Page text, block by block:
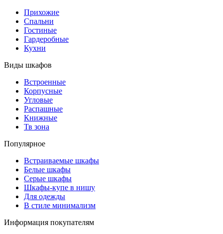
Прихожие
Спальни
Гостиные
Гардеробные
Кухни
Виды шкафов
Встроенные
Корпусные
Угловые
Распашные
Книжные
Тв зона
Популярное
Встраиваемые шкафы
Белые шкафы
Серые шкафы
Шкафы-купе в нишу
Для одежды
В стиле минимализм
Информация покупателям